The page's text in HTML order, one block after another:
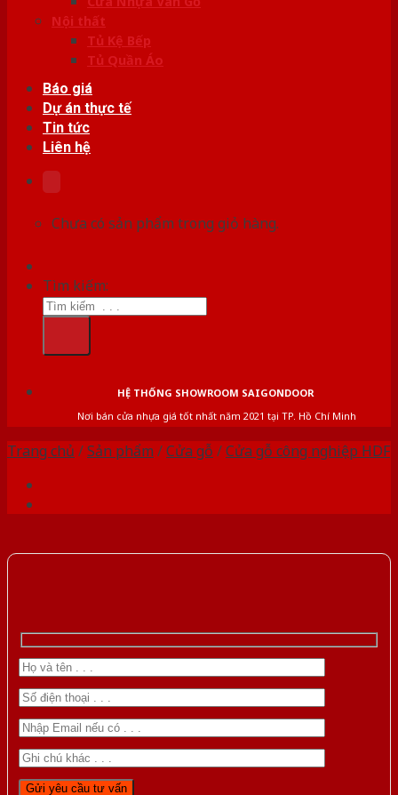
Nội thất
Tủ Kệ Bếp
Tủ Quần Áo
Báo giá
Dự án thực tế
Tin tức
Liên hệ
Chưa có sản phẩm trong giỏ hàng.
Tìm kiếm:
HỆ THỐNG SHOWROOM SAIGONDOOR
Nơi bán cửa nhựa giá tốt nhất năm 2021 tại TP. Hồ Chí Minh
Trang chủ /Sản phẩm /Cửa gỗ /Cửa gỗ công nghiệp HDF